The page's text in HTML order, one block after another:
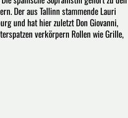
Der aus Tallinn stammende Lauri
und hat hier zuletzt Don Giovanni,
verkörpern Rollen wie Grille,